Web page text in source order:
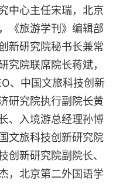
中心主任宋瑞，北京
《旅游学刊》编辑部
新研究院秘书长兼常
究院联席院长蒋斌，
、中国文旅科技创新
研究院执行副院长黄
、入境游总经理孙博
文旅科技创新研究院
创新研究院副院长、
，北京第二外国语学